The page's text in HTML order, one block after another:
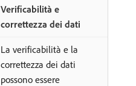
Verificabilità e
correttezza dei dati
La verificabilità e la
correttezza dei dati
possono essere